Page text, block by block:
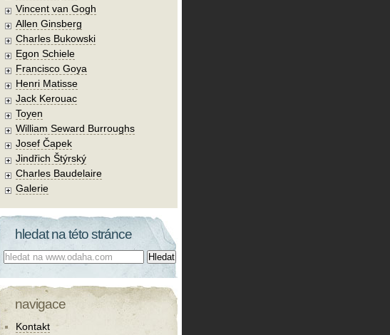
Vincent van Gogh
Allen Ginsberg
Charles Bukowski
Egon Schiele
Francisco Goya
Henri Matisse
Jack Kerouac
Toyen
William Seward Burroughs
Josef Čapek
Jindřich Štýrský
Charles Baudelaire
Galerie
hledat na této stránce
Co hledat:
navigace
Kontakt